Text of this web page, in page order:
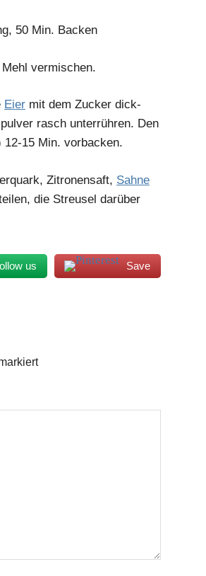
50 Min. Backen
vermischen.
Eier mit dem Zucker dick-
rasch unterrühren. Den
12-15 Min. vorbacken.
Zitronensaft, Sahne
die Streusel darüber
us Save